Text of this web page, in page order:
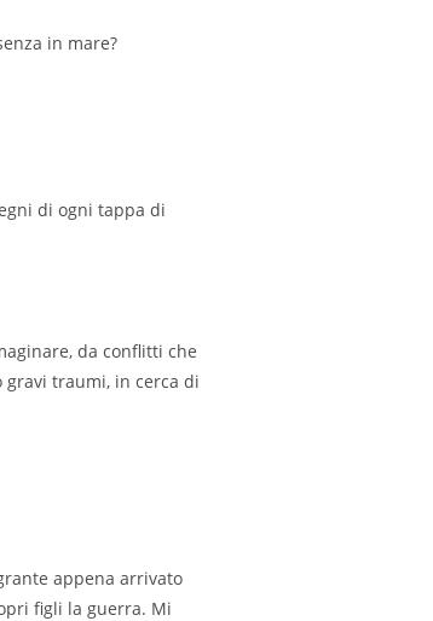
in mare?
di ogni tappa di
da conflitti che
gravi traumi, in cerca di
appena arrivato
figli la guerra. Mi